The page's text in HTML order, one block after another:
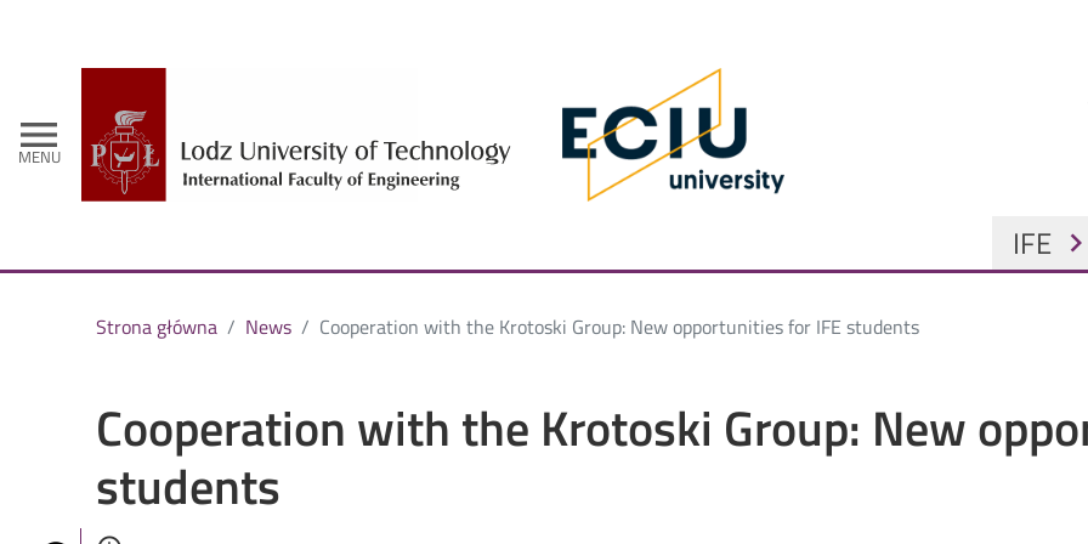
menu
MENU
IFE chevron_right
Strona główna News Cooperation with the Krotoski Group: New opportunities for IFE students
Cooperation with the Krotoski Group: New
students